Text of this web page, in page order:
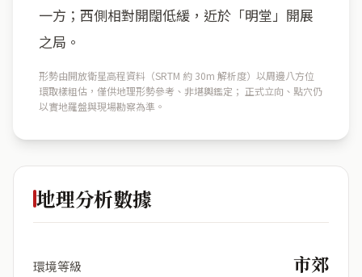
一方；西側相對開闊低緩，近於「明堂」開展
之局。
形勢由開放衛星高程資料（SRTM 約 30m 解析度）以周邊八方位
環取樣粗估，僅供地理形勢參考、非堪輿鑑定； 正式立向、點穴仍
以實地羅盤與現場勘察為準。
地理分析數據
環境等級 市郊